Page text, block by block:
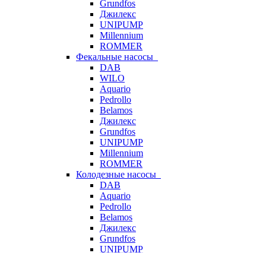
Grundfos
Джилекс
UNIPUMP
Millennium
ROMMER
Фекальные насосы
DAB
WILO
Aquario
Pedrollo
Belamos
Джилекс
Grundfos
UNIPUMP
Millennium
ROMMER
Колодезные насосы
DAB
Aquario
Pedrollo
Belamos
Джилекс
Grundfos
UNIPUMP